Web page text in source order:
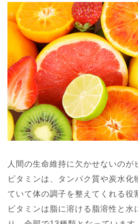
人間の生命維持に欠かせないのが
ビタミンは、タンパク質や炭水化
ていて体の調子を整えてくれる役
ビタミンは脂に溶ける脂溶性と水